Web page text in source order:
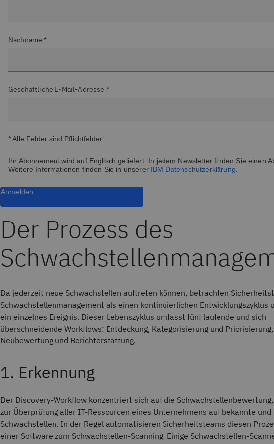
Nachname *
Geschäftliche E-Mail-Adresse *
* Alle Felder sind Pflichtfelder
Ihr Abonnement wird auf Englisch geliefert. In jedem Newsletter finden Sie einen
Weitere Informationen finden Sie in unserer IBM Datenschutzerklärung
Anmelden
Der Prozess des
Da jederzeit neue Schwachstellen auftreten können, betrachten
Schwachstellenmanagement als einen kontinuierlichen Entwicklungszyklus
ein einzelnes Ereignis. Dieser Lebenszyklus umfasst fünf laufende und sich
überschneidende Workflows: Entdeckung, Kategorisierung und Priorisierung,
Neubewertung und Berichterstattung.
1. Erkennung
Der Discovery-Workflow konzentriert sich auf die
zur Überprüfung aller IT-Ressourcen eines Unternehmens auf bekannte und
Schwachstellen. In der Regel automatisieren Sicherheitsteams diesen
einer Software zum Schwachstellen-Scanning. Einige Schwachstellen-